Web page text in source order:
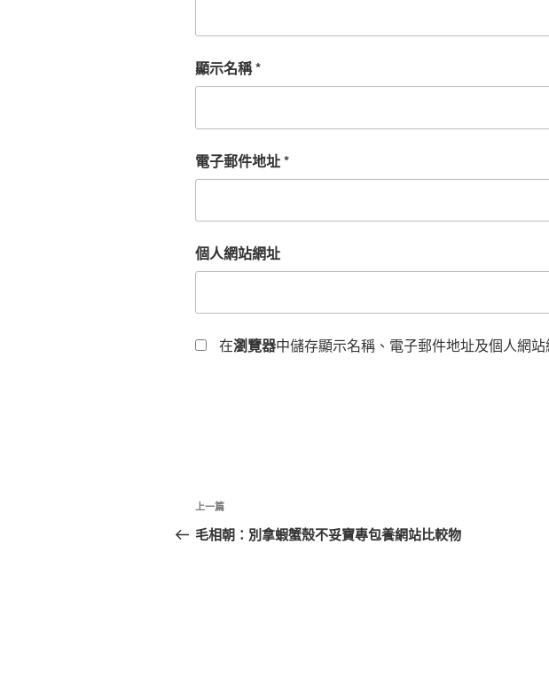
顯示名稱*
電子郵件地址*
個人網站網址
在瀏覽器中儲存顯示名稱、電子郵件地址及個人網
文
章
上
一
上一篇
毛相朝：別拿蝦蟹殼不妥寶專包養網站比較物